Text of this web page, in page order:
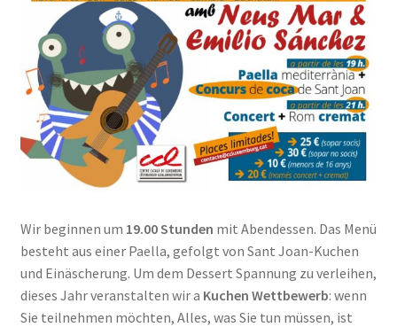
Wir beginnen um 19.00 Stunden mit Abendessen. Das Menü
besteht aus einer Paella, gefolgt von Sant Joan-Kuchen
und Einäscherung. Um dem Dessert Spannung zu verleihen,
dieses Jahr veranstalten wir a Kuchen Wettbewerb: wenn
Sie teilnehmen möchten, Alles, was Sie tun müssen, ist